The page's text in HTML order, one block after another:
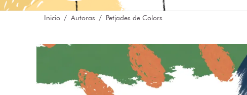
Inicio Autoras Petjades de Colors